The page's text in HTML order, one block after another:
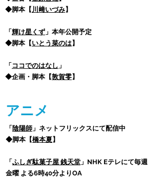
◆脚本【川﨑いづみ】
「 輝け星くず 」本年公開予定
◆脚本【いとう菜のは】
「 ココでのはなし 」
◆企画・脚本【敦賀零】
アニメ
「 陰陽師 」ネットフリックスにて配信中
◆脚本【橋本夏】
「 ふしぎ駄菓子屋 銭天堂 」NHK Eテレにて毎週
金曜 よる6時40分よりOA